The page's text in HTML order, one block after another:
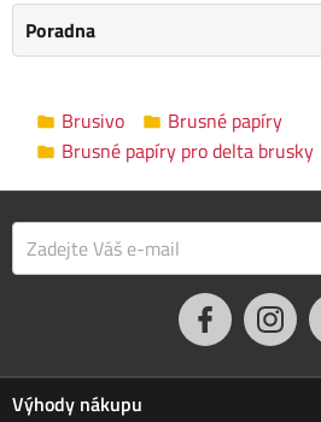
Kategorie
Výrobce
výrobci
Tvar brusné desky
Delta
Způsob uchycení
Suchý zip
10.0 x 2.0
Poradna
Brusivo
Brusné papíry
Brusné papíry pro delta brusky
Výhody nákupu